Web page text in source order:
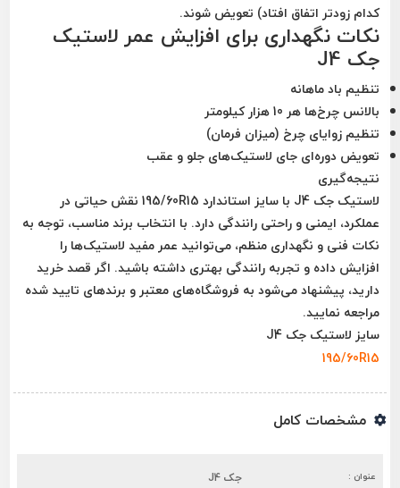
کدام زودتر اتفاق افتاد) تعویض شوند.
نکات نگهداری برای افزایش عمر لاستیک
جک J4
تنظیم باد ماهانه
بالانس چرخ‌ها هر 10 هزار کیلومتر
تنظیم زوایای چرخ (میزان فرمان)
تعویض دوره‌ای جای لاستیک‌های جلو و عقب
نتیجه‌گیری
لاستیک جک J4 با سایز استاندارد 195/60R15 نقش حیاتی در
عملکرد، ایمنی و راحتی رانندگی دارد. با انتخاب برند مناسب، توجه به
نکات فنی و نگهداری منظم، می‌توانید عمر مفید لاستیک‌ها را
افزایش داده و تجربه رانندگی بهتری داشته باشید. اگر قصد خرید
دارید، پیشنهاد می‌شود به فروشگاه‌های معتبر و برندهای تایید شده
مراجعه نمایید.
سایز لاستیک جک J4
195/60R15
مشخصات کامل
عنوان : جک J4